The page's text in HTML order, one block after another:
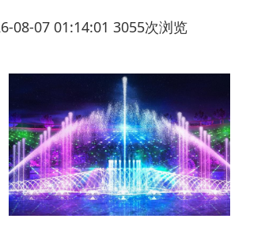
08-07 01:14:01 3055次浏览